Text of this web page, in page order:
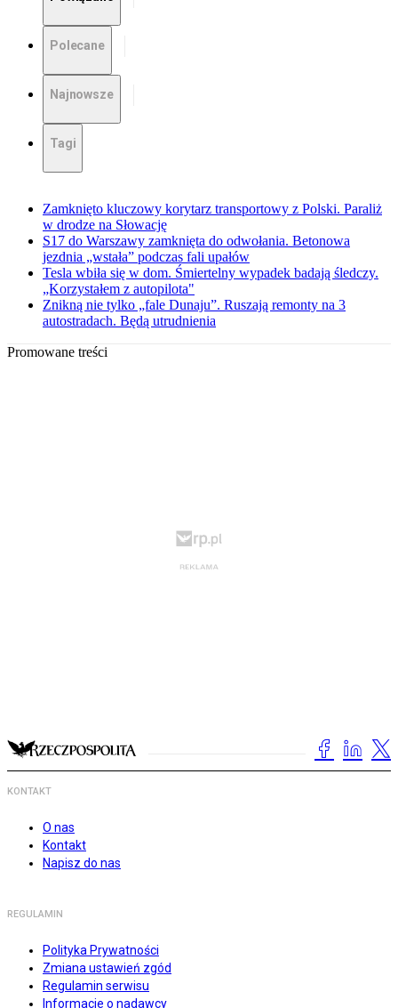
Polecane
Najnowsze
Tagi
Zamknięto kluczowy korytarz transportowy z Polski. Paraliż
w drodze na Słowację
S17 do Warszawy zamknięta do odwołania. Betonowa
jezdnia „wstała” podczas fali upałów
Tesla wbiła się w dom. Śmiertelny wypadek badają śledczy.
„Korzystałem z autopilota"
Znikną nie tylko „fale Dunaju”. Ruszają remonty na 3
autostradach. Będą utrudnienia
Promowane treści
KONTAKT
O nas
Kontakt
Napisz do nas
REGULAMIN
Polityka Prywatności
Zmiana ustawień zgód
Regulamin serwisu
Informacje o nadawcy